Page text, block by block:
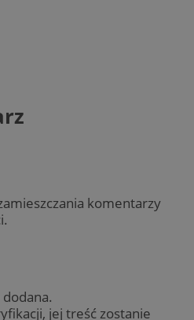
komentarzy
jej treść zostanie